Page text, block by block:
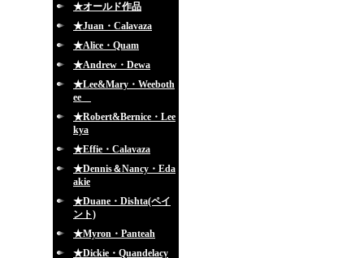
★オールド作品
★Juan・Calavaza
★Alice・Quam
★Andrew・Dewa
★Lee&Mary・Weeboth
ee
★Robert&Bernice・Lee
kya
★Effie・Calavaza
★Dennis＆Nancy・Eda
akie
★Duane・Dishta(ペイ
ント)
★Myron・Panteah
★Dickie・Quandelacy